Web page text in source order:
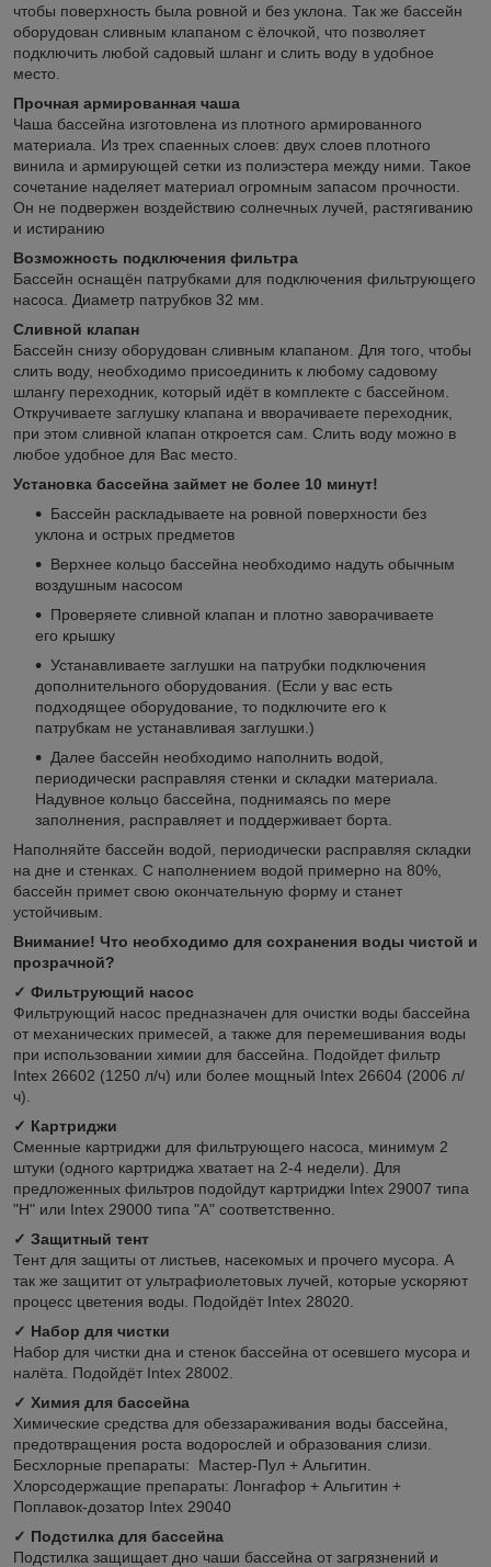
чтобы поверхность была ровной и без уклона. Так же бассейн
оборудован сливным клапаном с ёлочкой, что позволяет
подключить любой садовый шланг и слить воду в удобное
место.
Прочная армированная чаша
Чаша бассейна изготовлена из плотного армированного
материала. Из трех спаенных слоев: двух слоев плотного
винила и армирующей сетки из полиэстера между ними. Такое
сочетание наделяет материал огромным запасом прочности.
Он не подвержен воздействию солнечных лучей, растягиванию
и истиранию
Возможность подключения фильтра
Бассейн оснащён патрубками для подключения фильтрующего
насоса. Диаметр патрубков 32 мм.
Сливной клапан
Бассейн снизу оборудован сливным клапаном. Для того, чтобы
слить воду, необходимо присоединить к любому садовому
шлангу переходник, который идёт в комплекте с бассейном.
Откручиваете заглушку клапана и вворачиваете переходник,
при этом сливной клапан откроется сам. Слить воду можно в
любое удобное для Вас место.
Установка бассейна займет не более 10 минут!
Бассейн раскладываете на ровной поверхности без
уклона и острых предметов
Верхнее кольцо бассейна необходимо надуть обычным
воздушным насосом
Проверяете сливной клапан и плотно заворачиваете
его крышку
Устанавливаете заглушки на патрубки подключения
дополнительного оборудования. (Если у вас есть
подходящее оборудование, то подключите его к
патрубкам не устанавливая заглушки.)
Далее бассейн необходимо наполнить водой,
периодически расправляя стенки и складки материала.
Надувное кольцо бассейна, поднимаясь по мере
заполнения, расправляет и поддерживает борта.
Наполняйте бассейн водой, периодически расправляя складки
на дне и стенках. С наполнением водой примерно на 80%,
бассейн примет свою окончательную форму и станет
устойчивым.
Внимание! Что необходимо для сохранения воды чистой и
прозрачной?
✓ Фильтрующий насос
Фильтрующий насос предназначен для очистки воды бассейна
от механических примесей, а также для перемешивания воды
при использовании химии для бассейна. Подойдет фильтр
Intex 26602 (1250 л/ч) или более мощный Intex 26604 (2006 л/
ч).
✓ Картриджи
Сменные картриджи для фильтрующего насоса, минимум 2
штуки (одного картриджа хватает на 2-4 недели). Для
предложенных фильтров подойдут картриджи Intex 29007 типа
"H" или Intex 29000 типа "A" соответственно.
✓ Защитный тент
Тент для защиты от листьев, насекомых и прочего мусора. А
так же защитит от ультрафиолетовых лучей, которые ускоряют
процесс цветения воды. Подойдёт Intex 28020.
✓ Набор для чистки
Набор для чистки дна и стенок бассейна от осевшего мусора и
налёта. Подойдёт Intex 28002.
✓ Химия для бассейна
Химические средства для обеззараживания воды бассейна,
предотвращения роста водорослей и образования слизи.
Бесхлорные препараты: Мастер-Пул + Альгитин.
Хлорсодержащие препараты: Лонгафор + Альгитин +
Поплавок-дозатор Intex 29040
✓ Подстилка для бассейна
Подстилка защищает дно чаши бассейна от загрязнений и